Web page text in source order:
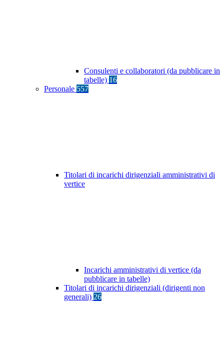
Consulenti e collaboratori (da pubblicare in
tabelle) 16
Personale 557
Titolari di incarichi dirigenziali amministrativi di
vertice
Incarichi amministrativi di vertice (da
pubblicare in tabelle)
Titolari di incarichi dirigenziali (dirigenti non
generali) 26